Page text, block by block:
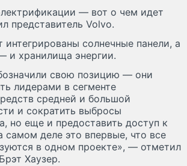
— вот о чем идет
представитель Volvo.
интегрированы солнечные панели, а
и хранилища энергии.
свою позицию — они
лидерами в сегменте
средней и большой
и сократить выбросы
но еще и предоставить доступ к
самом деле это впервые, что все
в одном проекте», — отметил
Хаузер.